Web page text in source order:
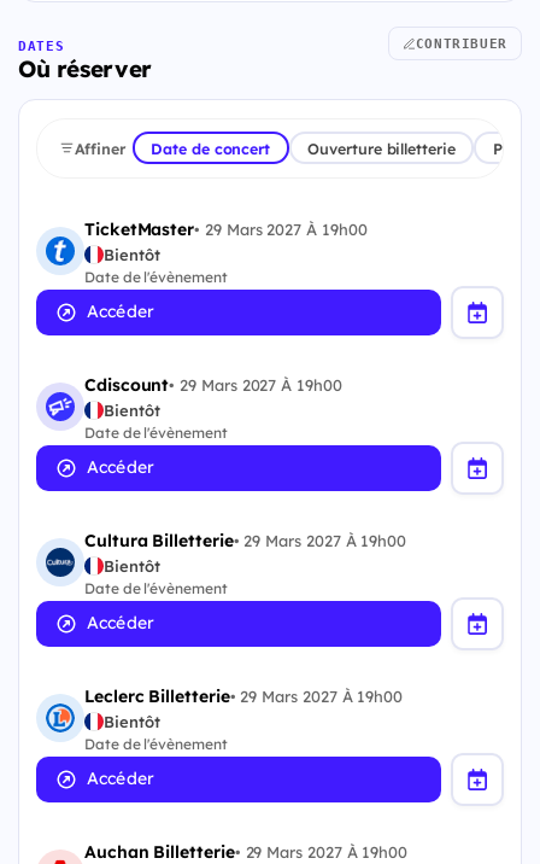
DATES
Où réserver
CONTRIBUER
Affiner Date de concert Ouverture billetterie
TicketMaster• 29 Mars 2027 À 19h00
Bientôt
Date de l'évènement
Accéder
Cdiscount• 29 Mars 2027 À 19h00
Bientôt
Date de l'évènement
Accéder
Cultura Billetterie• 29 Mars 2027 À 19h00
Bientôt
Date de l'évènement
Accéder
Leclerc Billetterie• 29 Mars 2027 À 19h00
Bientôt
Date de l'évènement
Accéder
Auchan Billetterie• 29 Mars 2027 À 19h00